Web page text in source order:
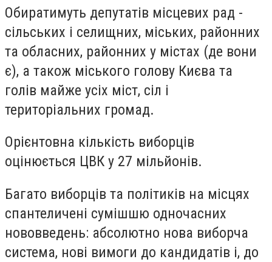
Обиратимуть депутатів місцевих рад -
сільських і селищних, міських, районних
та обласних, районних у містах (де вони
є), а також міського голову Києва та
голів майже усіх міст, сіл і
територіальних громад.
Орієнтовна кількість виборців
оцінюється ЦВК у 27 мільйонів.
Багато виборців та політиків на місцях
спантеличені сумішшю одночасних
нововведень: абсолютно нова виборча
система, нові вимоги до кандидатів і, до